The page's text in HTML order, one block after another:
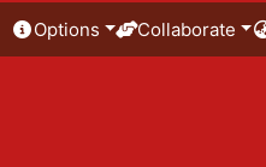
Options Collaborate